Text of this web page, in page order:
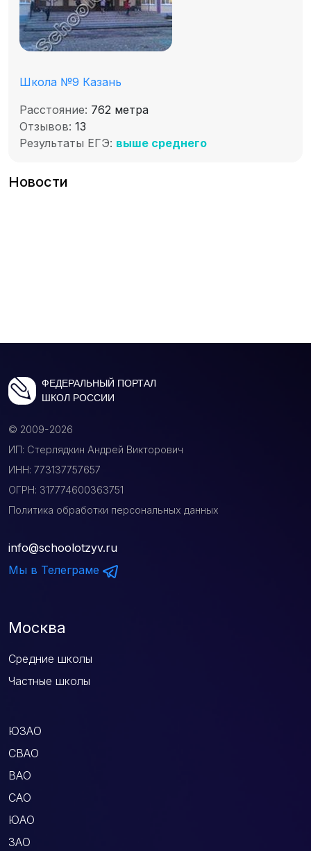
Школа №9 Казань
Расстояние: 762 метра
Отзывов: 13
Результаты ЕГЭ: выше среднего
Новости
ФЕДЕРАЛЬНЫЙ ПОРТАЛ
ШКОЛ РОССИИ
© 2009-2026
ИП: Стерлядкин Андрей Викторович
ИНН: 773137757657
ОГРН: 317774600363751
Политика обработки персональных данных
info@schoolotzyv.ru
Мы в Телеграме
Москва
Средние школы
Частные школы
ЮЗАО
СВАО
ВАО
САО
ЮАО
ЗАО